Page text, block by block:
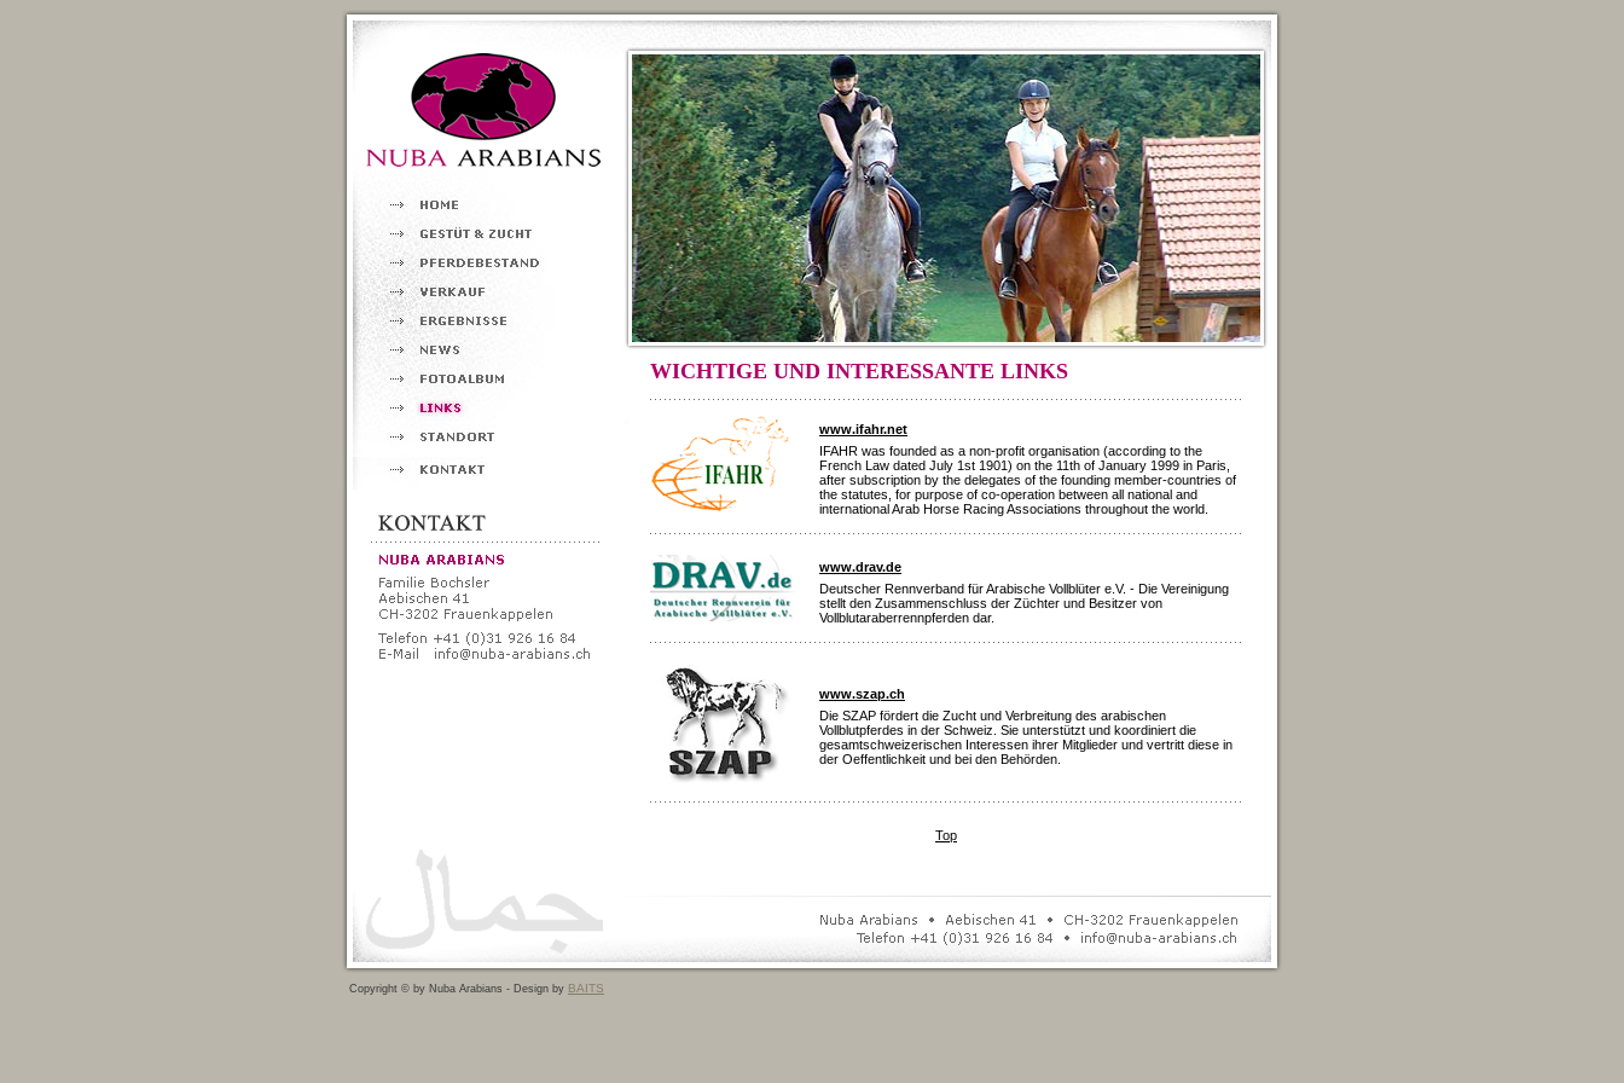
WICHTIGE UND INTERESSANTE LINKS
www.ifahr.net
IFAHR was founded as a non-profit organisation (according to the
French Law dated July 1st 1901) on the 11th of January 1999 in Paris,
after subscription by the delegates of the founding member-countries of
the statutes, for purpose of co-operation between all national and
international Arab Horse Racing Associations throughout the world.
www.drav.de
Deutscher Rennverband für Arabische Vollblüter e.V. - Die Vereinigung
stellt den Zusammenschluss der Züchter und Besitzer von
Vollblutaraberrennpferden dar.
www.szap.ch
Die SZAP fördert die Zucht und Verbreitung des arabischen
Vollblutpferdes in der Schweiz. Sie unterstützt und koordiniert die
gesamtschweizerischen Interessen ihrer Mitglieder und vertritt diese in
der Oeffentlichkeit und bei den Behörden.
Top
Copyright © by Nuba Arabians - Design by BAITS